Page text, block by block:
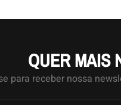
QUER MAIS
para receber nossa